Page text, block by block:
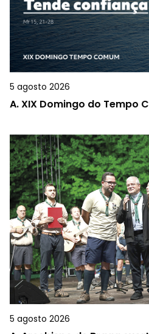
5 agosto 2026
A.XIX Domingo do Tempo
5 agosto 2026